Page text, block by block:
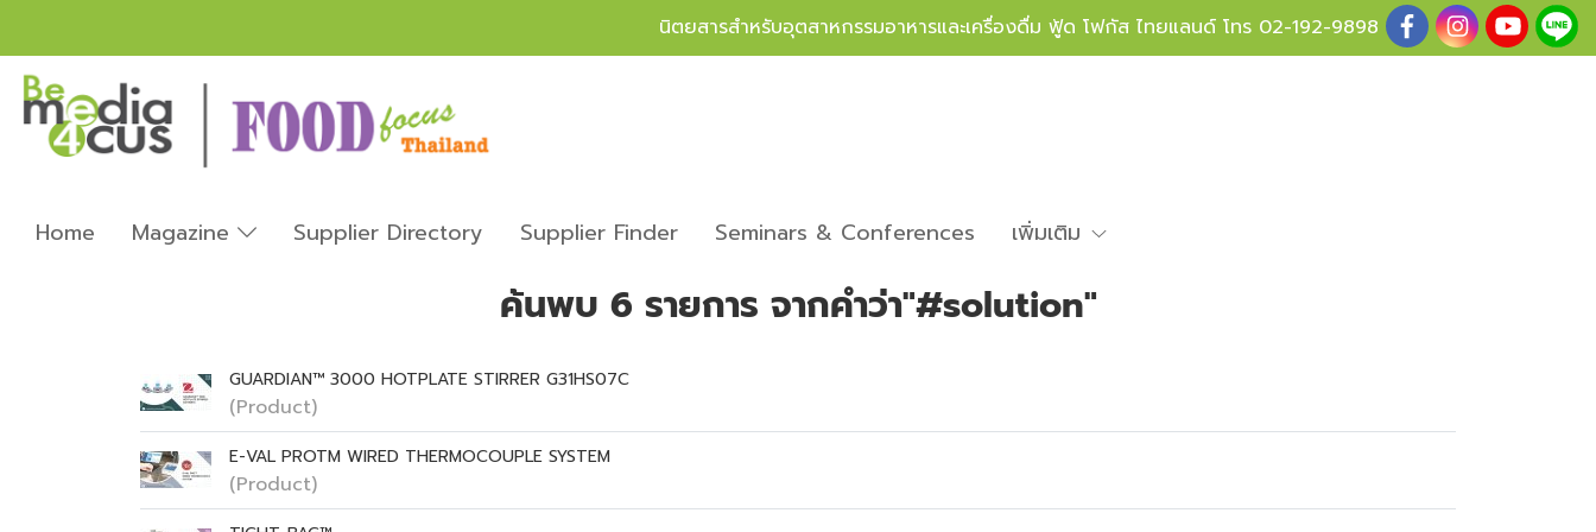
นิตยสารสำหรับอุตสาหกรรมอาหารและเครื่องดื่ม ฟู้ด โฟกัส ไทยแลนด์ โทร 02-192-9898
Home Magazine Supplier Directory Supplier Finder Seminars & Conferences เพิ่มเติม
ค้นพบ 6 รายการ จากคำว่า"#solution"
GUARDIAN™ 3000 HOTPLATE STIRRER G31HS07C
(Product)
E-VAL PROTM WIRED THERMOCOUPLE SYSTEM
(Product)